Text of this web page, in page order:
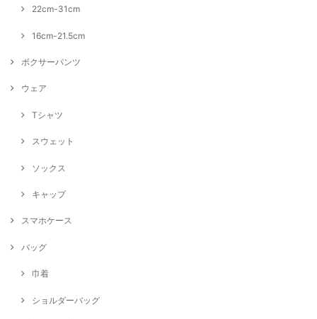
22cm-31cm
16cm-21.5cm
ボクサーパンツ
ウェア
Tシャツ
スウェット
ソックス
キャップ
スマホケース
バッグ
巾着
ショルダーバッグ